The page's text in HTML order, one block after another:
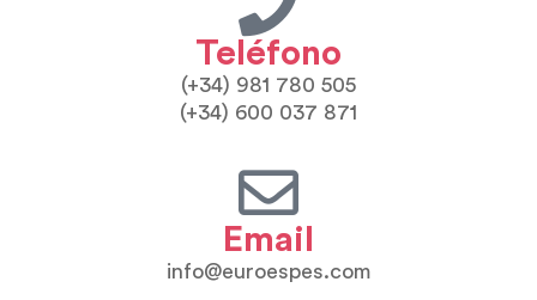
Teléfono
(+34) 981 780 505
(+34) 600 037 871
Email
info@euroespes.com